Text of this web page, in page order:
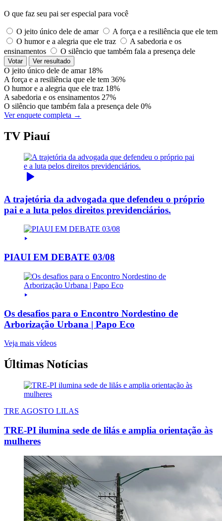
O que faz seu pai ser especial para você
O jeito único dele de amar
A força e a resiliência que ele tem
O humor e a alegria que ele traz
A sabedoria e os
ensinamentos
O silêncio que também fala a presença dele
Votar Ver resultado
O jeito único dele de amar 18%
A força e a resiliência que ele tem 36%
O humor e a alegria que ele traz 18%
A sabedoria e os ensinamentos 27%
O silêncio que também fala a presença dele 0%
Ver enquete completa →
TV Piauí
A trajetória da advogada que defendeu o próprio
pai e a luta pelos direitos previdenciários.
PIAUI EM DEBATE 03/08
Os desafios para o Encontro Nordestino de
Arborização Urbana | Papo Eco
Veja mais vídeos
Últimas Notícias
TRE AGOSTO LILAS
TRE-PI ilumina sede de lilás e amplia orientação às
mulheres